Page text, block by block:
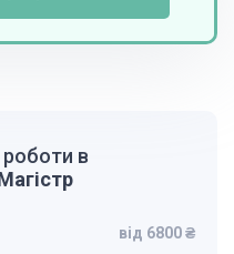
в
від 6800 ₴